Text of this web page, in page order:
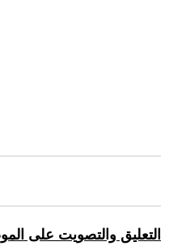
التعليق والتصويت على